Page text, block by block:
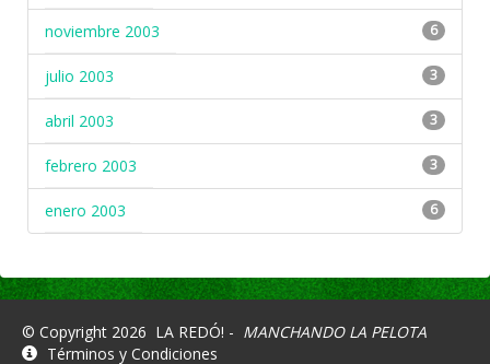
noviembre 2003 6
julio 2003 3
abril 2003 3
febrero 2003 3
enero 2003 6
© Copyright 2026 LA REDÓ! - MANCHANDO LA PELOTA
Términos y Condiciones